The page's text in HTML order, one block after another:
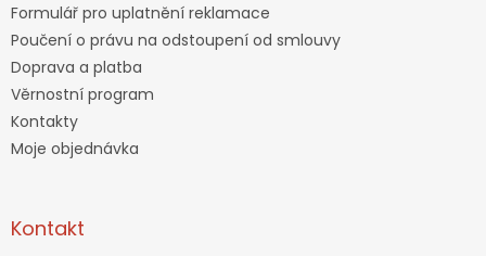
Formulář pro uplatnění reklamace
Poučení o právu na odstoupení od smlouvy
Doprava a platba
Věrnostní program
Kontakty
Moje objednávka
Kontakt